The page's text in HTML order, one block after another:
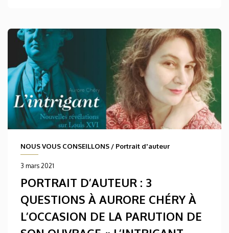
NOUS VOUS CONSEILLONS / Portrait d'auteur
3 mars 2021
PORTRAIT D’AUTEUR : 3
QUESTIONS À AURORE CHÉRY À
L’OCCASION DE LA PARUTION DE